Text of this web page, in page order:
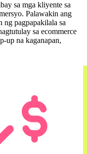
sa mga kliyente sa
Palawakin ang
ng pagpapakilala sa
sa ecommerce
up na kaganapan,